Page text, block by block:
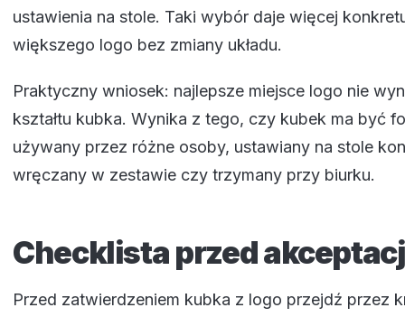
ustawienia na stole. Taki wybór daje więcej
większego logo bez zmiany układu.
Praktyczny wniosek: najlepsze miejsce logo nie
kształtu kubka. Wynika z tego, czy kubek ma być
używany przez różne osoby, ustawiany na stole
wręczany w zestawie czy trzymany przy biurku.
Checklista przed
Przed zatwierdzeniem kubka z logo przejdź przez